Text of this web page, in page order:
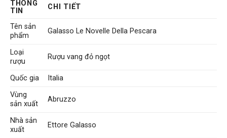
THÔNG
TIN
CHI TIẾT
Tên sản
phẩm
Galasso Le Novelle Della Pescara
Loại
rượu
Rượu vang đỏ ngọt
Quốc gia
Italia
Vùng
sản xuất
Abruzzo
Nhà sản
xuất
Ettore Galasso